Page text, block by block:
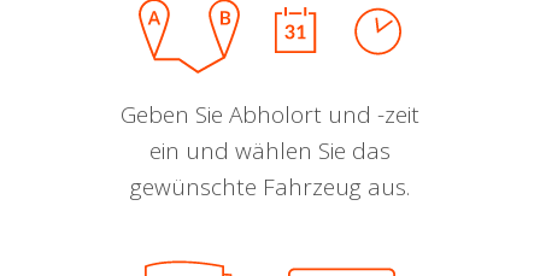
Geben Sie Abholort und -zeit
ein und wählen Sie das
gewünschte Fahrzeug aus.